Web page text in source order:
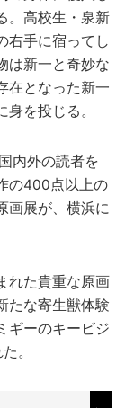
。高校生・泉新
右手に宿ってし
は新一と奇妙な
在となった新一
を投じる。
内外の読者を
の400点以上の
画展が、横浜に
れた貴重な原画
たな寄生獣体験
ギーのキービジ
。